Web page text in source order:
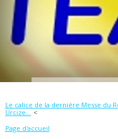
Le calice de la dernière Messe du
Urcize...
Page d'accueil